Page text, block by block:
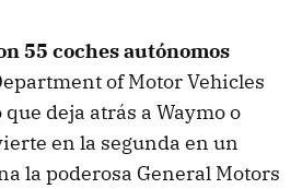
55 coches autónomos
of Motor Vehicles
deja atrás a Waymo o
en la segunda en un
la poderosa General Motors